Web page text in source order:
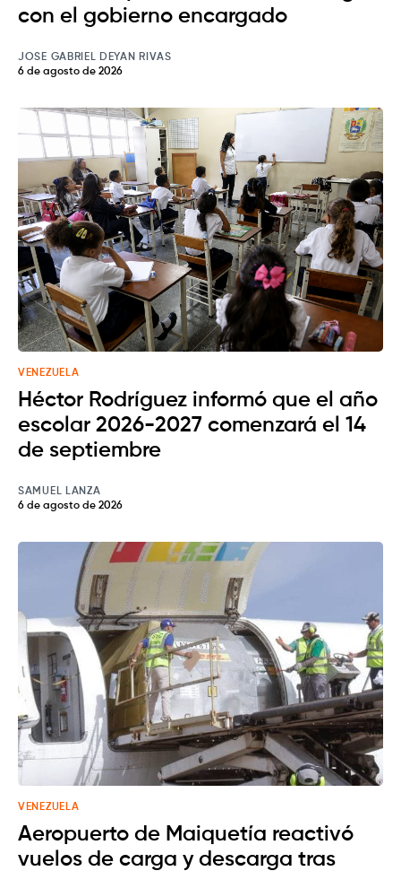
con el gobierno encargado
JOSE GABRIEL DEYAN RIVAS
6 de agosto de 2026
VENEZUELA
Héctor Rodríguez informó que el año
escolar 2026-2027 comenzará el 14
de septiembre
SAMUEL LANZA
6 de agosto de 2026
VENEZUELA
Aeropuerto de Maiquetía reactivó
vuelos de carga y descarga tras